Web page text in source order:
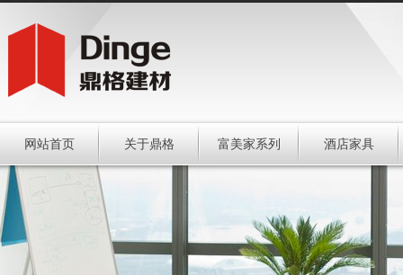
网站首页 关于鼎格 富美家系列 酒店家具